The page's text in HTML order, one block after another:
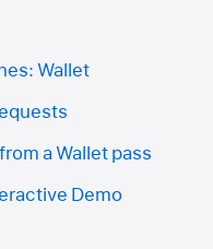
Wallet
a Wallet pass
Demo